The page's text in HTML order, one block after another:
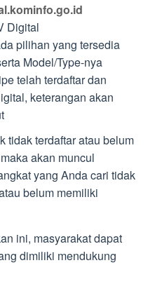
Digital
pilihan yang tersedia
Model/Type-nya
telah terdaftar dan
keterangan akan
tidak terdaftar atau belum
akan muncul
yang Anda cari tidak
belum memiliki
ini, masyarakat dapat
dimiliki mendukung